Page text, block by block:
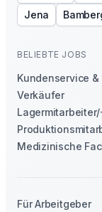
Jena
BELIEBTE JOBS
Kundenservice &
Verkäufer
Medizinische
Für Arbeitgeber